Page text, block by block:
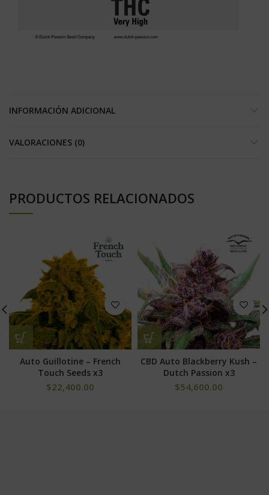
INFORMACIÓN ADICIONAL
VALORACIONES (0)
PRODUCTOS RELACIONADOS
Auto Guillotine – French
Touch Seeds x3
$22,400.00
CBD Auto Blackberry Kush –
Dutch Passion x3
$54,600.00